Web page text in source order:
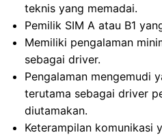
teknis yang memadai.
Pemilik SIM A atau B1
Memiliki pengalaman
sebagai driver.
Pengalaman mengemudi
terutama sebagai driver
diutamakan.
Keterampilan komunikasi